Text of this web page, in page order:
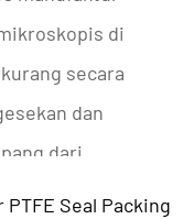
di
secara
dan
dari
Seal Packing